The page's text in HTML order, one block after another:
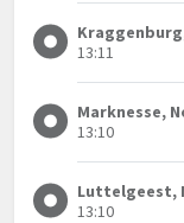
13:11
Marknesse,
13:10
Luttelgeest,
13:10